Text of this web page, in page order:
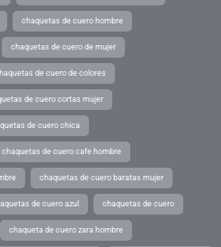
chaquetas de cuero hombre
chaquetas de cuero de mujer
de cuero de colores
de cuero cortas mujer
de cuero chica
chaquetas de cuero cafe hombre
chaquetas de cuero baratas mujer
de cuero azul chaquetas de cuero
chaqueta de cuero zara hombre